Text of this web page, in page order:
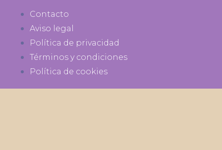
Contacto
Aviso legal
Política de privacidad
Términos y condiciones
Política de cookies